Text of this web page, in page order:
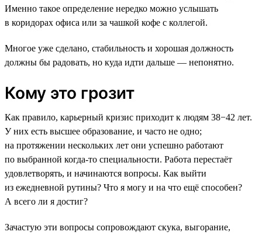
Именно такое определение нередко можно услышать
в коридорах офиса или за чашкой кофе с коллегой.
Многое уже сделано, стабильность и хорошая должность
должны бы радовать, но куда идти дальше — непонятно.
Кому это грозит
Как правило, карьерный кризис приходит к людям 38−42 лет.
У них есть высшее образование, и часто не одно;
на протяжении нескольких лет они успешно работают
по выбранной когда-то специальности. Работа перестаёт
удовлетворять, и начинаются вопросы. Как выйти
из ежедневной рутины? Что я могу и на что ещё способен?
А всего ли я достиг?
Зачастую эти вопросы сопровождают скука, выгорание,